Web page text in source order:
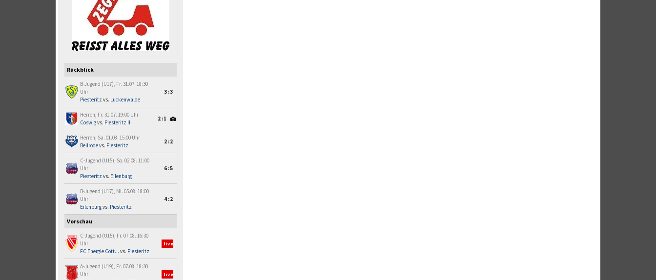
Rückblick
B-Jugend (U17), Fr. 31.07. 18:30
Uhr
Piesteritz vs. Luckenwalde
3:3
Herren, Fr. 31.07. 19:00 Uhr
Coswigvs. Piesteritz II
2:1
Herren, Sa. 01.08. 15:00 Uhr
Beilrodevs. Piesteritz
2:2
C-Jugend (U15), So. 02.08. 11:00
Uhr
Piesteritz vs. Eilenburg
6:5
B-Jugend (U17), Mi. 05.08. 18:00
Uhr
Eilenburgvs. Piesteritz
4:2
Vorschau
C-Jugend (U15), Fr. 07.08. 16:30
Uhr
FC Energie Cott... vs. Piesteritz
live
A-Jugend (U19), Fr. 07.08. 18:30
Uhr
live